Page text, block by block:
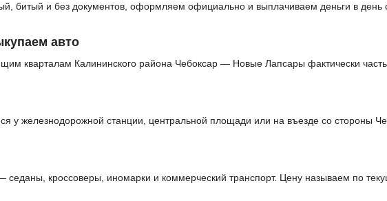
битый и без документов, оформляем официально и выплачиваем деньги в день
авто
кварталам Калининского района Чебоксар — Новые Лапсары фактически
у железнодорожной станции, центральной площади или на въезде со стороны
седаны, кроссоверы, иномарки и коммерческий транспорт. Цену называем по